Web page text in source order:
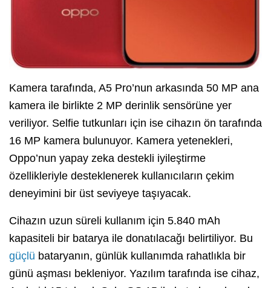
Kamera tarafında, A5 Pro’nun arkasında 50 MP ana
kamera ile birlikte 2 MP derinlik sensörüne yer
veriliyor. Selfie tutkunları için ise cihazın ön tarafında
16 MP kamera bulunuyor. Kamera yetenekleri,
Oppo’nun yapay zeka destekli iyileştirme
özellikleriyle desteklenerek kullanıcıların çekim
deneyimini bir üst seviyeye taşıyacak.
Cihazın uzun süreli kullanım için 5.840 mAh
kapasiteli bir batarya ile donatılacağı belirtiliyor. Bu
güçlü bataryanın, günlük kullanımda rahatlıkla bir
günü aşması bekleniyor. Yazılım tarafında ise cihaz,